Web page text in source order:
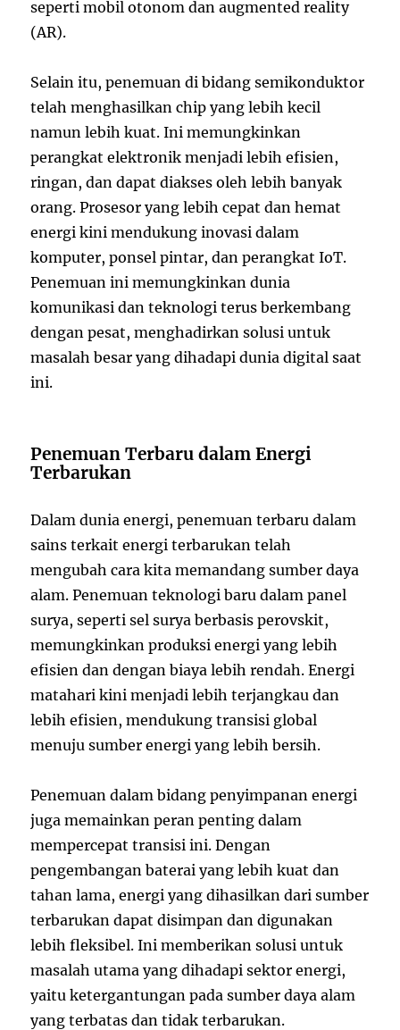
seperti mobil otonom dan augmented reality
(AR).
Selain itu, penemuan di bidang semikonduktor
telah menghasilkan chip yang lebih kecil
namun lebih kuat. Ini memungkinkan
perangkat elektronik menjadi lebih efisien,
ringan, dan dapat diakses oleh lebih banyak
orang. Prosesor yang lebih cepat dan hemat
energi kini mendukung inovasi dalam
komputer, ponsel pintar, dan perangkat IoT.
Penemuan ini memungkinkan dunia
komunikasi dan teknologi terus berkembang
dengan pesat, menghadirkan solusi untuk
masalah besar yang dihadapi dunia digital saat
ini.
Penemuan Terbaru dalam Energi
Terbarukan
Dalam dunia energi, penemuan terbaru dalam
sains terkait energi terbarukan telah
mengubah cara kita memandang sumber daya
alam. Penemuan teknologi baru dalam panel
surya, seperti sel surya berbasis perovskit,
memungkinkan produksi energi yang lebih
efisien dan dengan biaya lebih rendah. Energi
matahari kini menjadi lebih terjangkau dan
lebih efisien, mendukung transisi global
menuju sumber energi yang lebih bersih.
Penemuan dalam bidang penyimpanan energi
juga memainkan peran penting dalam
mempercepat transisi ini. Dengan
pengembangan baterai yang lebih kuat dan
tahan lama, energi yang dihasilkan dari sumber
terbarukan dapat disimpan dan digunakan
lebih fleksibel. Ini memberikan solusi untuk
masalah utama yang dihadapi sektor energi,
yaitu ketergantungan pada sumber daya alam
yang terbatas dan tidak terbarukan.